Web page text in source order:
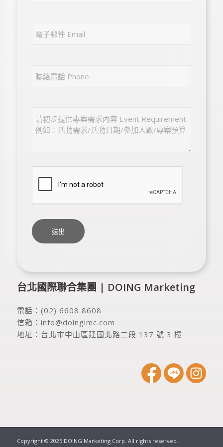
台北國際聯合集團 | DOING Marketing
電話： (02) 6608 8608
信箱： info@doingimc.com
地址： 台北市中山區建國北路二段 137 號 3 樓
Copyright © 2025 DOING Marketing Corp. All rights reserved.